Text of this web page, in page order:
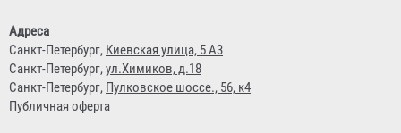
Адреса
Санкт-Петербург, Киевская улица, 5 А3
Санкт-Петербург,ул.Химиков, д.18
Санкт-Петербург, Пулковское шоссе., 56, к4
Публичная оферта